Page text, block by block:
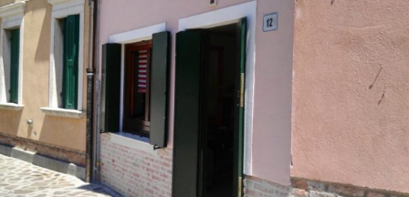
lavorazione a lume
Senza categoria
Stampa